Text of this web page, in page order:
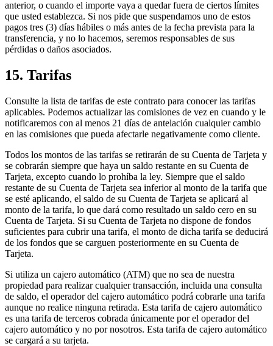
anterior, o cuando el importe vaya a quedar fuera de ciertos límites
que usted establezca. Si nos pide que suspendamos uno de estos
pagos tres (3) días hábiles o más antes de la fecha prevista para la
transferencia, y no lo hacemos, seremos responsables de sus
pérdidas o daños asociados.
15. Tarifas
Consulte la lista de tarifas de este contrato para conocer las tarifas
aplicables. Podemos actualizar las comisiones de vez en cuando y le
notificaremos con al menos 21 días de antelación cualquier cambio
en las comisiones que pueda afectarle negativamente como cliente.
Todos los montos de las tarifas se retirarán de su Cuenta de Tarjeta y
se cobrarán siempre que haya un saldo restante en su Cuenta de
Tarjeta, excepto cuando lo prohíba la ley. Siempre que el saldo
restante de su Cuenta de Tarjeta sea inferior al monto de la tarifa que
se esté aplicando, el saldo de su Cuenta de Tarjeta se aplicará al
monto de la tarifa, lo que dará como resultado un saldo cero en su
Cuenta de Tarjeta. Si su Cuenta de Tarjeta no dispone de fondos
suficientes para cubrir una tarifa, el monto de dicha tarifa se deducirá
de los fondos que se carguen posteriormente en su Cuenta de
Tarjeta.
Si utiliza un cajero automático (ATM) que no sea de nuestra
propiedad para realizar cualquier transacción, incluida una consulta
de saldo, el operador del cajero automático podrá cobrarle una tarifa
aunque no realice ninguna retirada. Esta tarifa de cajero automático
es una tarifa de terceros cobrada únicamente por el operador del
cajero automático y no por nosotros. Esta tarifa de cajero automático
se cargará a su tarjeta.